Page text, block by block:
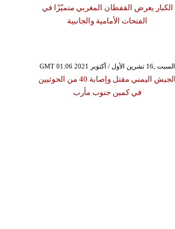
الكبار يعرض القفطان المغربي متميّزًا في
الفتحات الأمامية والجانبية
GMT 01:06 2021 السبت ,16 تشرين الأول / أكتوبر
الجيش اليمني مقتل وإصابة 40 من الحوثيين
في كمين جنوب مأرب